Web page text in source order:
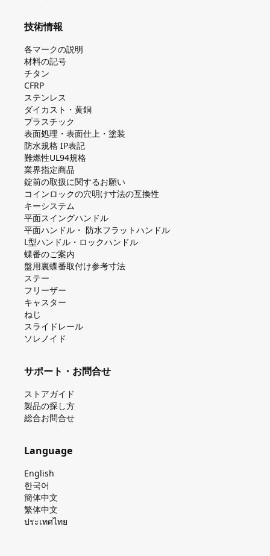
技術情報
各マークの説明
材料の記号
チタン
CFRP
ステンレス
ダイカスト・⻩銅
プラスチック
表面処理・表面仕上・塗装
防⽔規格 IP表記
難燃性UL94規格
業界指定商品
錠前の取扱に関するお願い
コインロックの⽳明け⼨法の互換性
キーシステム
平⾯スイングハンドル
平⾯ハンドル・ 防⽔フラットハンドル
L型ハンドル・ロックハンドル
蝶番のご案内
盤⽤裏蝶番取付け参考⼨法
ステー
フリーザー
キャスター
ねじ
スライドレール
ソレノイド
サポート・お問合せ
ストアガイド
製品の探し⽅
総合お問合せ
Language
English
한국어
簡体中文
繁体中文
ประเทศไทย